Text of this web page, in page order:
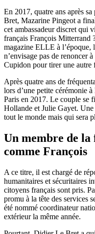
En 2017, quatre ans après
Bret, Mazarine Pingeot a
cet ambassadeur discret qui
français François Mitterrand
magazine ELLE à
n’envisage pas de renoncer
Cupidon pour tirer une autre
Après quatre ans de
lors d’une petite cérémonie
Paris en 2017. Le couple se
Hollande et Julie Gayet.
tout le monde mais qui sera
Un membre de
comme François
A ce titre, il est chargé de
humanitaires et sécuritaires
citoyens français sont pris.
promu à la tête des services
été nommé coordinateur
extérieur la même année.